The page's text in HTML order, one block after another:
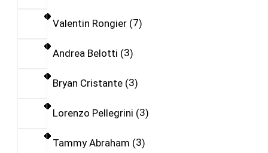
Valentin Rongier 7
Andrea Belotti 3
Bryan Cristante 3
Lorenzo Pellegrini 3
Tammy Abraham 3